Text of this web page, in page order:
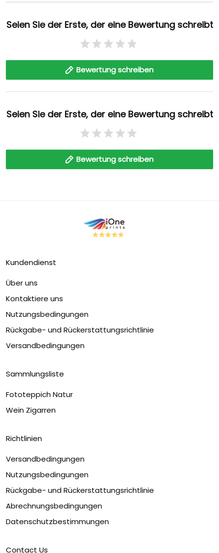
Seien Sie der Erste, der eine Bewertung schreibt
Bewertung schreiben
Seien Sie der Erste, der eine Bewertung schreibt
Bewertung schreiben
Kundendienst
Über uns
Kontaktiere uns
Nutzungsbedingungen
Rückgabe- und Rückerstattungsrichtlinie
Versandbedingungen
Sammlungsliste
Fototeppich Natur
Wein Zigarren
Richtlinien
Versandbedingungen
Nutzungsbedingungen
Rückgabe- und Rückerstattungsrichtlinie
Abrechnungsbedingungen
Datenschutzbestimmungen
Contact Us